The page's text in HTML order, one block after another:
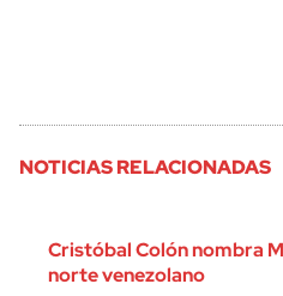
NOTICIAS RELACIONADAS
Cristóbal Colón nombra
norte venezolano